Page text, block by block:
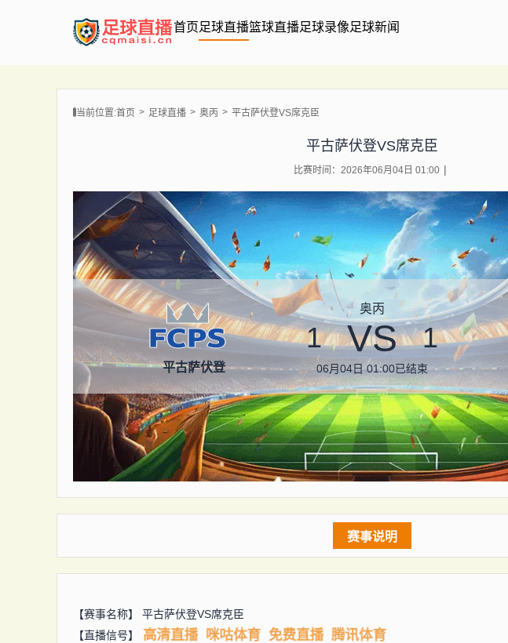
首页足球直播篮球直播足球录像足球新闻
当前位置:首页 足球直播 奥丙 平古萨伏登VS席克臣
平古萨伏登VS席克臣
比赛时间：2026年06月04日 01:00
平古萨伏登
奥丙
1 VS 1
06月04日 01:00已结束
赛事说明
【赛事名称】 平古萨伏登VS席克臣
【直播信号】
高清直播 咪咕体育 免费直播 腾讯体育